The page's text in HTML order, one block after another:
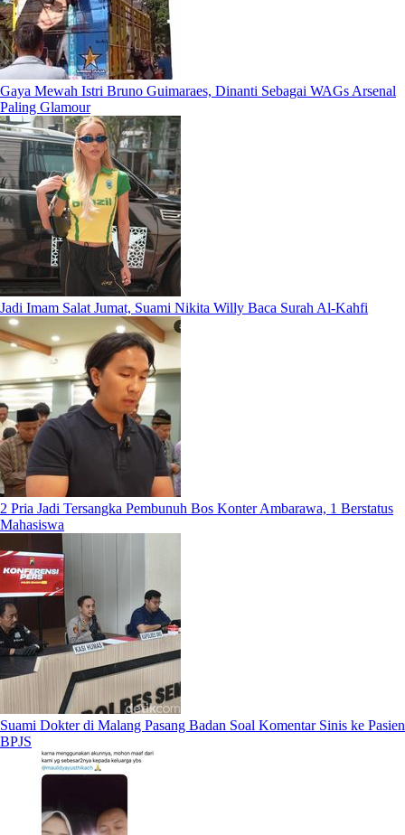
Gaya Mewah Istri Bruno Guimaraes, Dinanti Sebagai WAGs Arsenal
Paling Glamour
Jadi Imam Salat Jumat, Suami Nikita Willy Baca Surah Al-Kahfi
2 Pria Jadi Tersangka Pembunuh Bos Konter Ambarawa, 1 Berstatus
Mahasiswa
Suami Dokter di Malang Pasang Badan Soal Komentar Sinis ke Pasien
BPJS